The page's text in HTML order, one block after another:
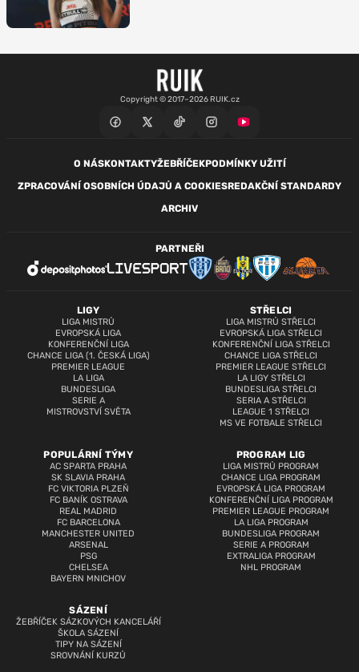
Copyright © 2017–2026 RUIK.cz
O NÁSKONTAKTYŽEBŘÍČEKPODMÍNKY UŽITÍ
ZPRACOVÁNÍ OSOBNÍCH ÚDAJŮ A COOKIESREDAKČNÍ STANDARDY
ARCHIV
LIGY
LIGA MISTRŮ
EVROPSKÁ LIGA
KONFERENČNÍ LIGA
CHANCE LIGA (1. ČESKÁ LIGA)
PREMIER LEAGUE
LA LIGA
BUNDESLIGA
SERIE A
MISTROVSTVÍ SVĚTA
STŘELCI
LIGA MISTRŮ STŘELCI
EVROPSKÁ LIGA STŘELCI
KONFERENČNÍ LIGA STŘELCI
CHANCE LIGA STŘELCI
PREMIER LEAGUE STŘELCI
LA LIGY STŘELCI
BUNDESLIGA STŘELCI
SERIA A STŘELCI
LEAGUE 1 STŘELCI
MS VE FOTBALE STŘELCI
POPULÁRNÍ TÝMY
AC SPARTA PRAHA
SK SLAVIA PRAHA
FC VIKTORIA PLZEŇ
FC BANÍK OSTRAVA
REAL MADRID
FC BARCELONA
MANCHESTER UNITED
ARSENAL
PSG
CHELSEA
BAYERN MNICHOV
PROGRAM LIG
LIGA MISTRŮ PROGRAM
CHANCE LIGA PROGRAM
EVROPSKÁ LIGA PROGRAM
KONFERENČNÍ LIGA PROGRAM
PREMIER LEAGUE PROGRAM
LA LIGA PROGRAM
BUNDESLIGA PROGRAM
SERIE A PROGRAM
EXTRALIGA PROGRAM
NHL PROGRAM
SÁZENÍ
ŽEBŘÍČEK SÁZKOVÝCH KANCELÁŘÍ
ŠKOLA SÁZENÍ
TIPY NA SÁZENÍ
SROVNÁNÍ KURZŮ
PARTNEŘI